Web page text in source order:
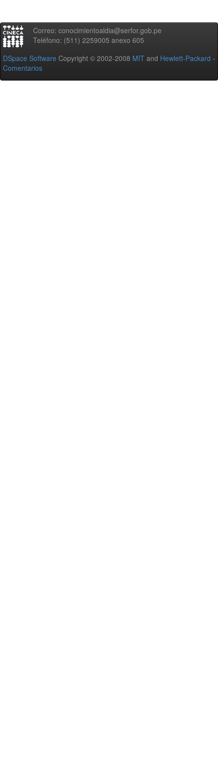
Correo: conocimientoaldia@serfor.gob.pe
Teléfono: (511) 2259005 anexo 605
DSpace Software Copyright © 2002-2008 MIT and Hewlett-Packard -
Comentarios